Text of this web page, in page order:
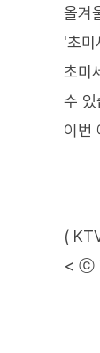
올겨
'초미
초미
수 있
이번
(
< ⓒ